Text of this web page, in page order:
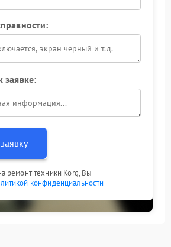
заявке:
ремонт техники Korg, Вы
конфиденциальности